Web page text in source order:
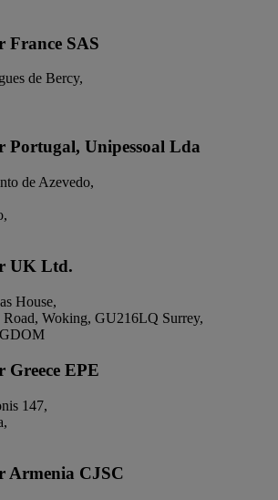
France SAS
de Bercy,
Portugal, Unipessoal Lda
de Azevedo,
UK Ltd.
House,
Woking, GU216LQ Surrey,
Greece EPE
147,
Armenia CJSC